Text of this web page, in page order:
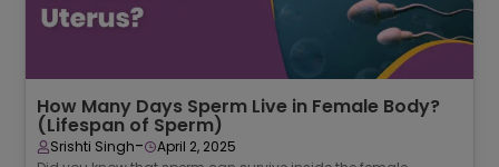
How Many Days Sperm Live in Female Body?
(Lifespan of Sperm)
Srishti Singh-
April 2, 2025